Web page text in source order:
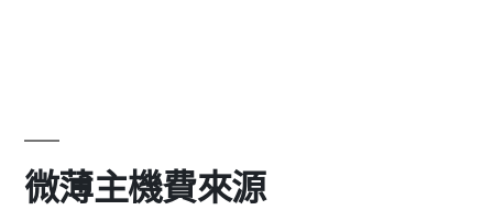
微薄主機費來源